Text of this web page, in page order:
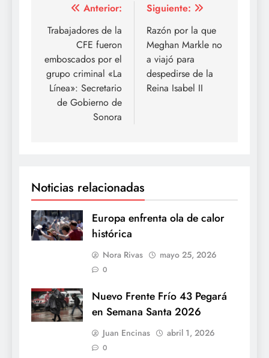
Navegación
de
entradas
Anterior:
Trabajadores de la
CFE fueron
emboscados por el
grupo criminal «La
Línea»: Secretario
de Gobierno de
Sonora
Siguiente:
Razón por la que
Meghan Markle no
a viajó para
despedirse de la
Reina Isabel II
Noticias relacionadas
Europa enfrenta ola de calor
histórica
Nora Rivas mayo 25, 2026
0
Nuevo Frente Frío 43 Pegará
en Semana Santa 2026
Juan Encinas abril 1, 2026
0